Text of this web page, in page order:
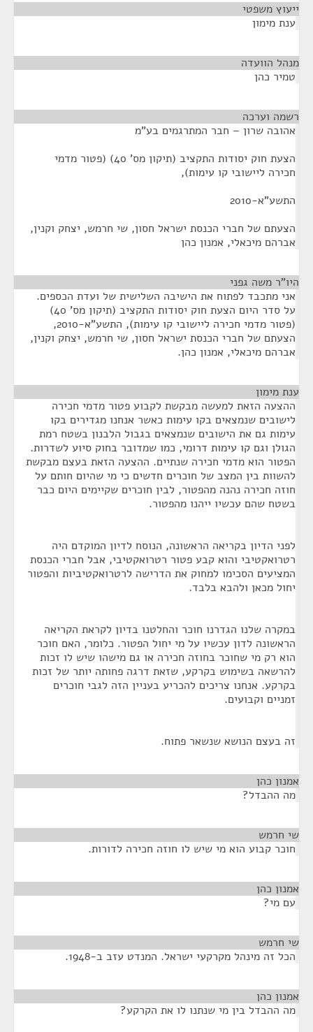
ייעוץ משפטי
ענת מימון
מנהל הוועדה
טמיר כהן
רשמה וערכה
אהובה שרון – חבר המתרגמים בע"מ
הצעת חוק יסודות התקציב (תיקון מס' 40) (פטור מדמי
חכירה ליישובי קו עימות),
התשע"א-2010
הצעתם של חברי הכנסת ישראל חסון, שי חרמש, יצחק וקנין,
אברהם מיכאלי, אמנון כהן
היו"ר משה גפני
אני מתכבד לפתוח את הישיבה השלישית של ועדת הכספים.
על סדר היום הצעת חוק יסודות התקציב (תיקון מס' 40)
(פטור מדמי חכירה ליישובי קו עימות), התשע"א-2010,
הצעתם של חברי הכנסת ישראל חסון, שי חרמש, יצחק וקנין,
אברהם מיכאלי, אמנון כהן.
ענת מימון
ההצעה הזאת למעשה מבקשת לקבוע פטור מדמי חכירה
לישובים שנמצאים בקו עימות כאשר אנחנו מגדירים בקו
עימות גם את הישובים שנמצאים בגבול הלבנון בשטח רמת
הגולן וגם קו עימות דרומי, כמו שמדובר בחוק סיוע לשדרות.
הפטור הוא מדמי חכירה שנתיים. ההצעה הזאת בעצם מבקשת
להשוות בין המצב של חוכרים חדשים כי מי שהיום חותם על
חוזה חכירה נהנה מהפטור, לבין חוכרים שקיימים היום כבר
בשטח שהם עכשיו ייהנו מהפטור.
לפני הדיון בקריאה הראשונה, הנוסח לדיון המוקדם היה
רטרואקטיבי והוא קבע פטור רטרואקטיבי, אבל חברי הכנסת
המציעים הסכימו למחוק את הדרישה לרטרואקטיביות והפטור
יחול מכאן ולהבא בלבד.
במקרה שלנו הגדרנו חוכר והחלטנו בדיון לקראת הקריאה
הראשונה לדון עכשיו על מי יחול הפטור. כלומר, האם חוכר
הוא רק מי שחוכר בחוזה חכירה או גם מישהו שיש לו זכות
להרשאה בשימוש בקרקע, שזאת דרגה פחותה יותר של זכות
בקרקע. אנחנו צריכים להכריע בעניין הזה לגבי חוכרים
זמניים וקבועים.
זה בעצם הנושא שנשאר פתוח.
אמנון כהן
מה ההבדל?
שי חרמש
חוכר קבוע הוא מי שיש לו חוזה חכירה לדורות.
אמנון כהן
עם מי?
שי חרמש
הכל זה מינהל מקרקעי ישראל. המנדט עזב ב-1948.
אמנון כהן
מה ההבדל בין מי שנתנו לו את הקרקע?